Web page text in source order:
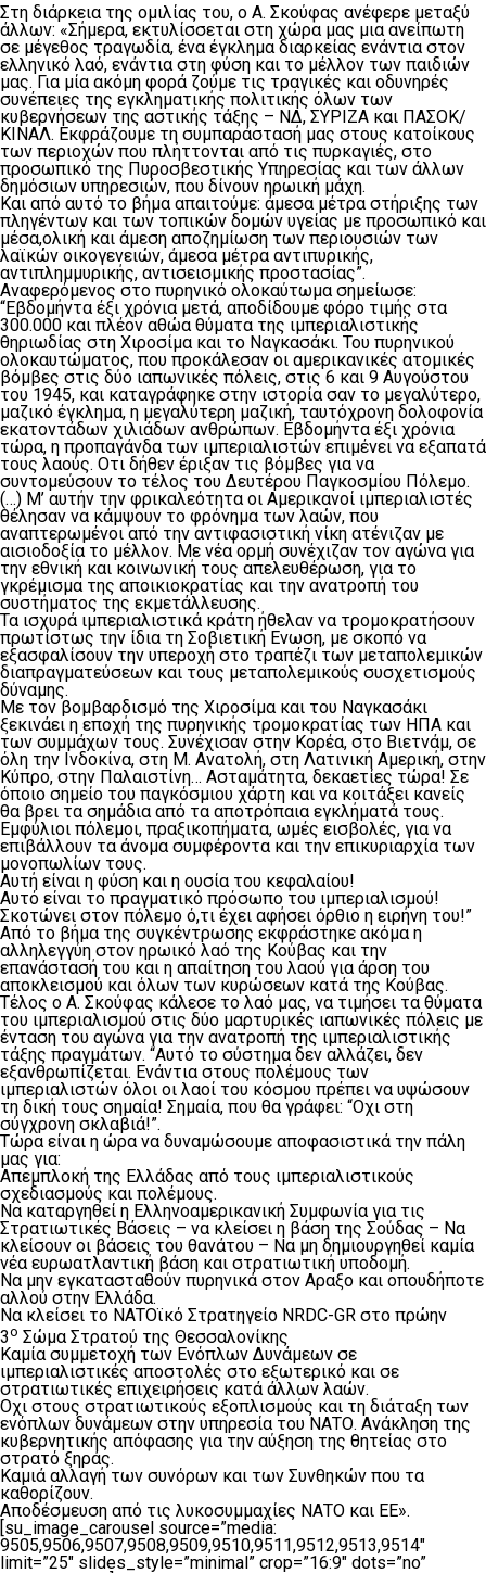
Στη διάρκεια της ομιλίας του, ο Α. Σκούφας ανέφερε μεταξύ
άλλων: «Σήμερα, εκτυλίσσεται στη χώρα μας μια ανείπωτη
σε μέγεθος τραγωδία, ένα έγκλημα διαρκείας ενάντια στον
ελληνικό λαό, ενάντια στη φύση και το μέλλον των παιδιών
μας. Για μία ακόμη φορά ζούμε τις τραγικές και οδυνηρές
συνέπειες της εγκληματικής πολιτικής όλων των
κυβερνήσεων της αστικής τάξης – ΝΔ, ΣΥΡΙΖΑ και ΠΑΣΟΚ/
ΚΙΝΑΛ. Εκφράζουμε τη συμπαράστασή μας στους κατοίκους
των περιοχών που πλήττονται από τις πυρκαγιές, στο
προσωπικό της Πυροσβεστικής Υπηρεσίας και των άλλων
δημόσιων υπηρεσιών, που δίνουν ηρωική μάχη.
Και από αυτό το βήμα απαιτούμε: άμεσα μέτρα στήριξης των
πληγέντων και των τοπικών δομών υγείας με προσωπικό και
μέσα,ολική και άμεση αποζημίωση των περιουσιών των
λαϊκών οικογενειών, άμεσα μέτρα αντιπυρικής,
αντιπλημμυρικής, αντισεισμικής προστασίας”.
Αναφερόμενος στο πυρηνικό ολοκαύτωμα σημείωσε:
“Εβδομήντα έξι χρόνια μετά, αποδίδουμε φόρο τιμής στα
300.000 και πλέον αθώα θύματα της ιμπεριαλιστικής
θηριωδίας στη Χιροσίμα και το Ναγκασάκι. Του πυρηνικού
ολοκαυτώματος, που προκάλεσαν οι αμερικανικές ατομικές
βόμβες στις δύο ιαπωνικές πόλεις, στις 6 και 9 Αυγούστου
του 1945, και καταγράφηκε στην ιστορία σαν το μεγαλύτερο,
μαζικό έγκλημα, η μεγαλύτερη μαζική, ταυτόχρονη δολοφονία
εκατοντάδων χιλιάδων ανθρώπων. Εβδομήντα έξι χρόνια
τώρα, η προπαγάνδα των ιμπεριαλιστών επιμένει να εξαπατά
τους λαούς. Οτι δήθεν έριξαν τις βόμβες για να
συντομεύσουν το τέλος του Δευτέρου Παγκοσμίου Πόλεμο.
(…) Μ’ αυτήν την φρικαλεότητα οι Αμερικανοί ιμπεριαλιστές
θέλησαν να κάμψουν το φρόνημα των λαών, που
αναπτερωμένοι από την αντιφασιστική νίκη ατένιζαν με
αισιοδοξία το μέλλον. Με νέα ορμή συνέχιζαν τον αγώνα για
την εθνική και κοινωνική τους απελευθέρωση, για το
γκρέμισμα της αποικιοκρατίας και την ανατροπή του
συστήματος της εκμετάλλευσης.
Τα ισχυρά ιμπεριαλιστικά κράτη ήθελαν να τρομοκρατήσουν
πρωτίστως την ίδια τη Σοβιετική Ενωση, με σκοπό να
εξασφαλίσουν την υπεροχή στο τραπέζι των μεταπολεμικών
διαπραγματεύσεων και τους μεταπολεμικούς συσχετισμούς
δύναμης.
Με τον βομβαρδισμό της Χιροσίμα και του Ναγκασάκι
ξεκινάει η εποχή της πυρηνικής τρομοκρατίας των ΗΠΑ και
των συμμάχων τους. Συνέχισαν στην Κορέα, στο Βιετνάμ, σε
όλη την Ινδοκίνα, στη Μ. Ανατολή, στη Λατινική Αμερική, στην
Κύπρο, στην Παλαιστίνη… Ασταμάτητα, δεκαετίες τώρα! Σε
όποιο σημείο του παγκόσμιου χάρτη και να κοιτάξει κανείς
θα βρει τα σημάδια από τα αποτρόπαια εγκλήματά τους.
Εμφύλιοι πόλεμοι, πραξικοπήματα, ωμές εισβολές, για να
επιβάλλουν τα άνομα συμφέροντα και την επικυριαρχία των
μονοπωλίων τους.
Αυτή είναι η φύση και η ουσία του κεφαλαίου!
Αυτό είναι το πραγματικό πρόσωπο του ιμπεριαλισμού!
Σκοτώνει στον πόλεμο ό,τι έχει αφήσει όρθιο η ειρήνη του!”
Από το βήμα της συγκέντρωσης εκφράστηκε ακόμα η
αλληλεγγύη στον ηρωικό λαό της Κούβας και την
επανάστασή του και η απαίτηση του λαού για άρση του
αποκλεισμού και όλων των κυρώσεων κατά της Κούβας.
Τέλος ο Α. Σκούφας κάλεσε το λαό μας, να τιμήσει τα θύματα
του ιμπεριαλισμού στις δύο μαρτυρικές ιαπωνικές πόλεις με
ένταση του αγώνα για την ανατροπή της ιμπεριαλιστικής
τάξης πραγμάτων. “Αυτό το σύστημα δεν αλλάζει, δεν
εξανθρωπίζεται. Ενάντια στους πολέμους των
ιμπεριαλιστών όλοι οι λαοί του κόσμου πρέπει να υψώσουν
τη δική τους σημαία! Σημαία, που θα γράφει: “Οχι στη
σύγχρονη σκλαβιά!”.
Τώρα είναι η ώρα να δυναμώσουμε αποφασιστικά την πάλη
μας για:
Απεμπλοκή της Ελλάδας από τους ιμπεριαλιστικούς
σχεδιασμούς και πολέμους.
Να καταργηθεί η Ελληνοαμερικανική Συμφωνία για τις
Στρατιωτικές Βάσεις – να κλείσει η βάση της Σούδας – Nα
κλείσουν οι βάσεις του θανάτου – Nα μη δημιουργηθεί καμία
νέα ευρωατλαντική βάση και στρατιωτική υποδομή.
Να μην εγκατασταθούν πυρηνικά στον Αραξο και οπουδήποτε
αλλού στην Ελλάδα.
Να κλείσει το ΝΑΤΟϊκό Στρατηγείο NRDC-GR στο πρώην
3ο Σώμα Στρατού της Θεσσαλονίκης
Καμία συμμετοχή των Ενόπλων Δυνάμεων σε
ιμπεριαλιστικές αποστολές στο εξωτερικό και σε
στρατιωτικές επιχειρήσεις κατά άλλων λαών.
Οχι στους στρατιωτικούς εξοπλισμούς και τη διάταξη των
ενόπλων δυνάμεων στην υπηρεσία του ΝΑΤΟ. Ανάκληση της
κυβερνητικής απόφασης για την αύξηση της θητείας στο
στρατό ξηράς.
Καμιά αλλαγή των συνόρων και των Συνθηκών που τα
καθορίζουν.
Αποδέσμευση από τις λυκοσυμμαχίες ΝΑΤΟ και ΕΕ».
[su_image_carousel source=”media:
9505,9506,9507,9508,9509,9510,9511,9512,9513,9514″
limit=”25″ slides_style=”minimal” crop=”16:9″ dots=”no”